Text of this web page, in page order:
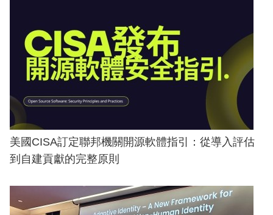
美國CISA訂定聯邦機關開源軟體指引：從導入評估
到自建貢獻的完整原則